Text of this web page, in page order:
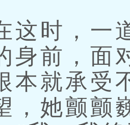
时，一道
身前，面
本就承受
，她颤颤